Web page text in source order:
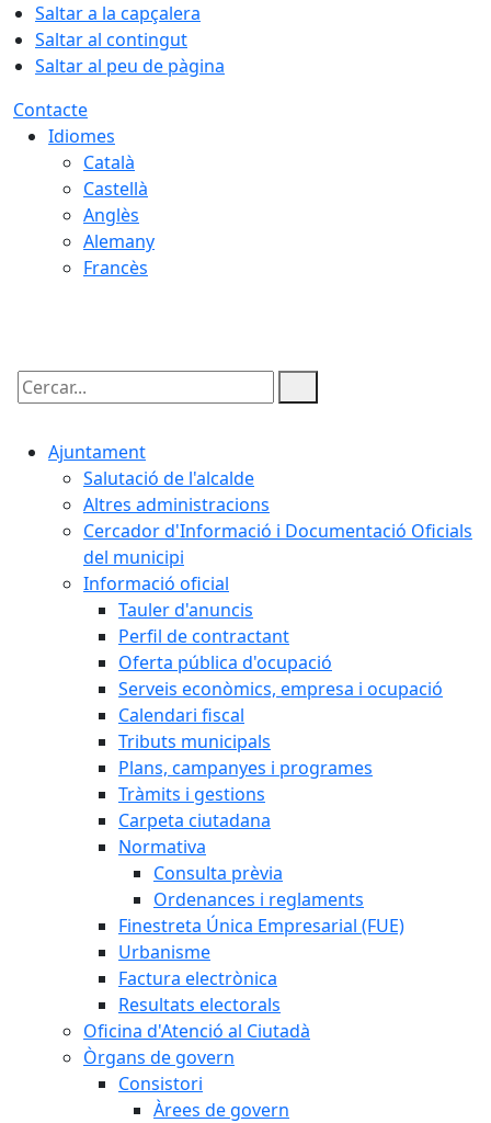
Saltar a la capçalera
Saltar al contingut
Saltar al peu de pàgina
Contacte
Idiomes
Català
Castellà
Anglès
Alemany
Francès
Cercar:
Ajuntament
Salutació de l'alcalde
Altres administracions
Cercador d'Informació i Documentació Oficials
del municipi
Informació oficial
Tauler d'anuncis
Perfil de contractant
Oferta pública d'ocupació
Serveis econòmics, empresa i ocupació
Calendari fiscal
Tributs municipals
Plans, campanyes i programes
Tràmits i gestions
Carpeta ciutadana
Normativa
Consulta prèvia
Ordenances i reglaments
Finestreta Única Empresarial (FUE)
Urbanisme
Factura electrònica
Resultats electorals
Oficina d'Atenció al Ciutadà
Òrgans de govern
Consistori
Àrees de govern